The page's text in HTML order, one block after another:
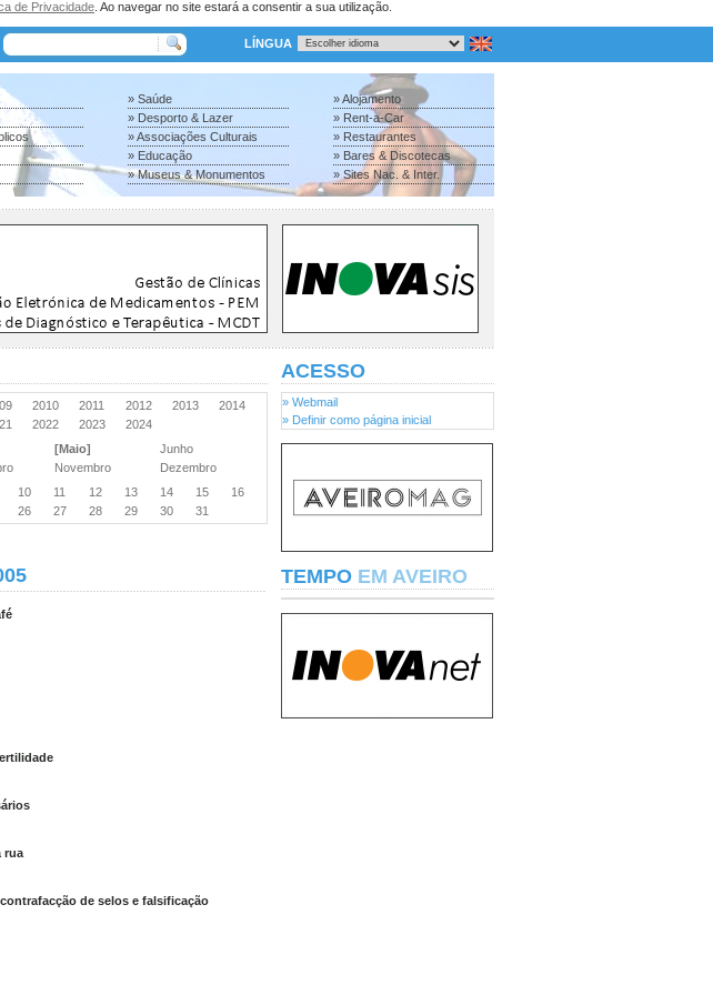
de Privacidade . Ao navegar no site estará a consentir a sua utilização.
LÍNGUA
» Saúde
» Desporto & Lazer
» Associações Culturais
» Educação
» Museus & Monumentos
» Alojamento
» Rent-a-Car
» Restaurantes
» Bares & Discotecas
» Sites Nac. & Inter.
2010 2011 2012 2013
2014
2022 2023
2024
[Maio]
Junho
Novembro
Dezembro
10 11 12 13 14 15
16
26 27 28 29 30 31
rua
de selos e falsificação
ACESSO
» Webmail
» Definir como página inicial
TEMPO EM AVEIRO